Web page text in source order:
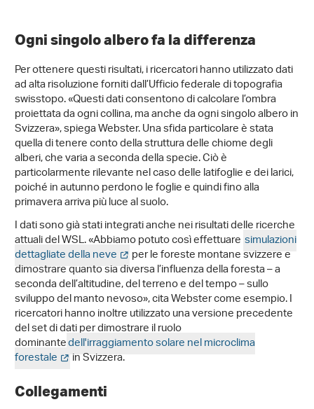
Ogni singolo albero fa la differenza
Per ottenere questi risultati, i ricercatori hanno utilizzato dati
ad alta risoluzione forniti dall’Ufficio federale di topografia
swisstopo. «Questi dati consentono di calcolare l’ombra
proiettata da ogni collina, ma anche da ogni singolo albero in
Svizzera», spiega Webster. Una sfida particolare è stata
quella di tenere conto della struttura delle chiome degli
alberi, che varia a seconda della specie. Ciò è
particolarmente rilevante nel caso delle latifoglie e dei larici,
poiché in autunno perdono le foglie e quindi fino alla
primavera arriva più luce al suolo.
I dati sono già stati integrati anche nei risultati delle ricerche
attuali del WSL. «Abbiamo potuto così effettuaresimulazioni
dettagliate della neve per le foreste montane svizzere e
dimostrare quanto sia diversa l’influenza della foresta – a
seconda dell’altitudine, del terreno e del tempo – sullo
sviluppo del manto nevoso», cita Webster come esempio. I
ricercatori hanno inoltre utilizzato una versione precedente
del set di dati per dimostrare il ruolo
dominantedell'irraggiamento solare nel microclima
forestale in Svizzera.
Collegamenti